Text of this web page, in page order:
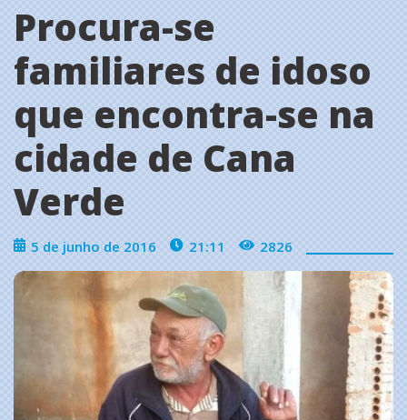
Procura-se
familiares de idoso
que encontra-se na
cidade de Cana
Verde
5 de junho de 2016 21:11 2826